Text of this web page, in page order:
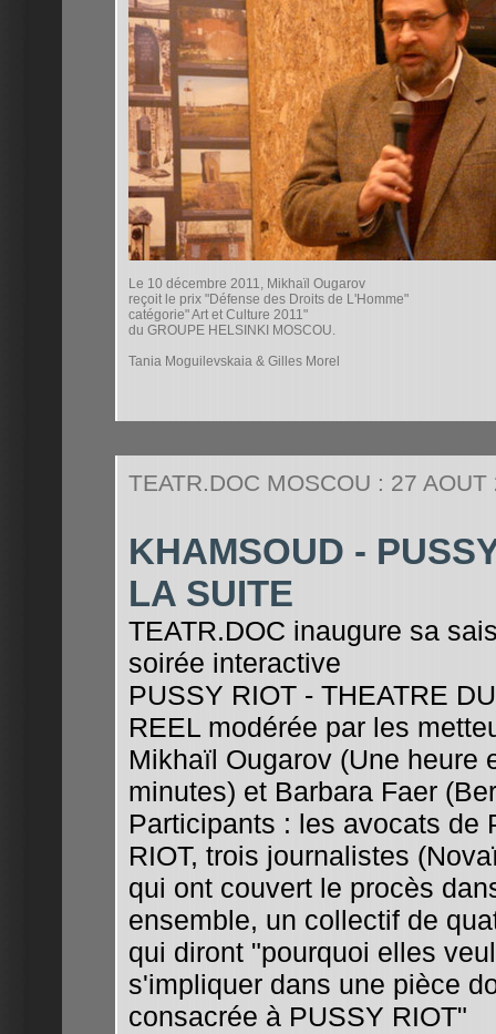
Le 10 décembre 2011, Mikhaïl Ougarov
reçoit le prix "Défense des Droits de L'Homme"
catégorie" Art et Culture 2011"
du GROUPE HELSINKI MOSCOU.
Tania Moguilevskaia & Gilles Morel
TEATR.DOC MOSCOU : 27 AOUT
KHAMSOUD -
LA SUITE
TEATR.DOC inaugure sa
soirée interactive
PUSSY RIOT - THEATRE
REEL modérée par les
Mikhaïl Ougarov (Une heure
minutes) et Barbara Faer
Participants : les avocats de
RIOT, trois journalistes
qui ont couvert le procès
ensemble, un collectif de
qui diront "pourquoi elles
s'impliquer dans une pièce
consacrée à PUSSY RIOT"